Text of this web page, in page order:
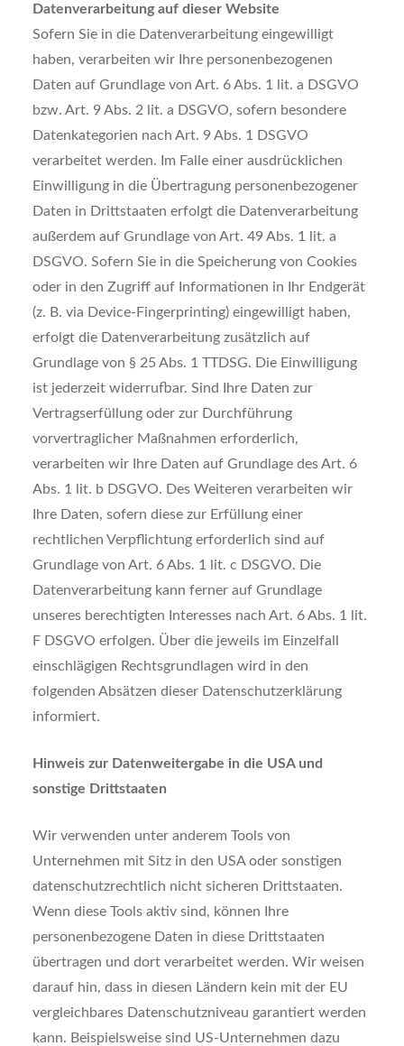
Datenverarbeitung auf dieser Website
Sofern Sie in die Datenverarbeitung eingewilligt
haben, verarbeiten wir Ihre personenbezogenen
Daten auf Grundlage von Art. 6 Abs. 1 lit. a DSGVO
bzw. Art. 9 Abs. 2 lit. a DSGVO, sofern besondere
Datenkategorien nach Art. 9 Abs. 1 DSGVO
verarbeitet werden. Im Falle einer ausdrücklichen
Einwilligung in die Übertragung personenbezogener
Daten in Drittstaaten erfolgt die Datenverarbeitung
außerdem auf Grundlage von Art. 49 Abs. 1 lit. a
DSGVO. Sofern Sie in die Speicherung von Cookies
oder in den Zugriff auf Informationen in Ihr Endgerät
(z. B. via Device-Fingerprinting) eingewilligt haben,
erfolgt die Datenverarbeitung zusätzlich auf
Grundlage von § 25 Abs. 1 TTDSG. Die Einwilligung
ist jederzeit widerrufbar. Sind Ihre Daten zur
Vertragserfüllung oder zur Durchführung
vorvertraglicher Maßnahmen erforderlich,
verarbeiten wir Ihre Daten auf Grundlage des Art. 6
Abs. 1 lit. b DSGVO. Des Weiteren verarbeiten wir
Ihre Daten, sofern diese zur Erfüllung einer
rechtlichen Verpflichtung erforderlich sind auf
Grundlage von Art. 6 Abs. 1 lit. c DSGVO. Die
Datenverarbeitung kann ferner auf Grundlage
unseres berechtigten Interesses nach Art. 6 Abs. 1 lit.
F DSGVO erfolgen. Über die jeweils im Einzelfall
einschlägigen Rechtsgrundlagen wird in den
folgenden Absätzen dieser Datenschutzerklärung
informiert.
Hinweis zur Datenweitergabe in die USA und
sonstige Drittstaaten
Wir verwenden unter anderem Tools von
Unternehmen mit Sitz in den USA oder sonstigen
datenschutzrechtlich nicht sicheren Drittstaaten.
Wenn diese Tools aktiv sind, können Ihre
personenbezogene Daten in diese Drittstaaten
übertragen und dort verarbeitet werden. Wir weisen
darauf hin, dass in diesen Ländern kein mit der EU
vergleichbares Datenschutzniveau garantiert werden
kann. Beispielsweise sind US-Unternehmen dazu